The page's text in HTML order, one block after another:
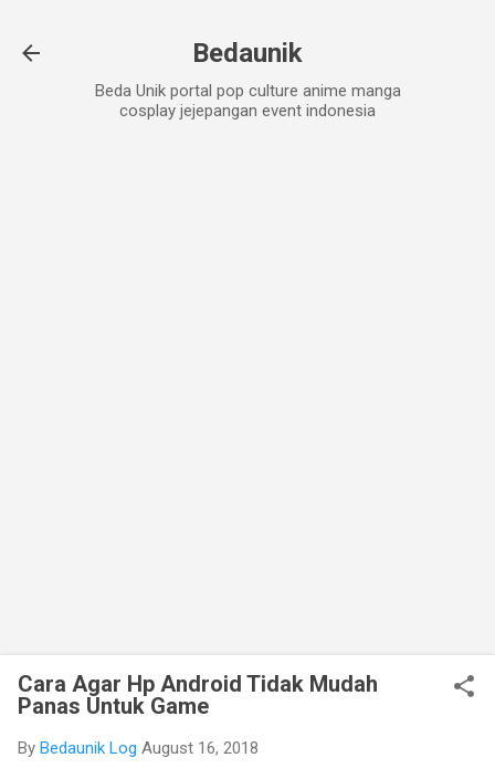
Bedaunik
Beda Unik portal pop culture anime manga
cosplay jejepangan event indonesia
Cara Agar Hp Android Tidak Mudah
Panas Untuk Game
By Bedaunik Log August 16, 2018